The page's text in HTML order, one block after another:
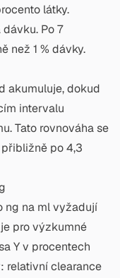
látky.
Po 7
než 1 % dávky.
akumuluje, dokud
intervalu
Tato rovnováha se
po 4,3
ng na ml vyžadují
pro výzkumné
Y v procentech
relativní clearance